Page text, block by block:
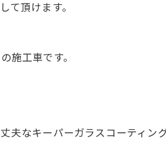
て頂けます。
施工車です。
なキーパーガラスコーティング